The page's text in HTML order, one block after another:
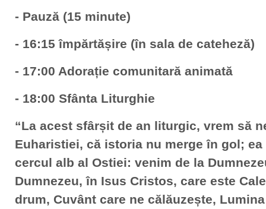
- Pauză (15 minute)
- 16:15 împărtășire (în sala de cateheză)
- 17:00 Adorație comunitară animată
- 18:00 Sfânta Liturghie
“La acest sfârșit de an liturgic, vrem să
Euharistiei, că istoria nu merge în gol;
cercul alb al Ostiei: venim de la
Dumnezeu, în Isus Cristos, care este
drum, Cuvânt care ne călăuzește,